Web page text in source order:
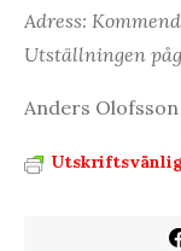
Adress:
Utställningen
Anders